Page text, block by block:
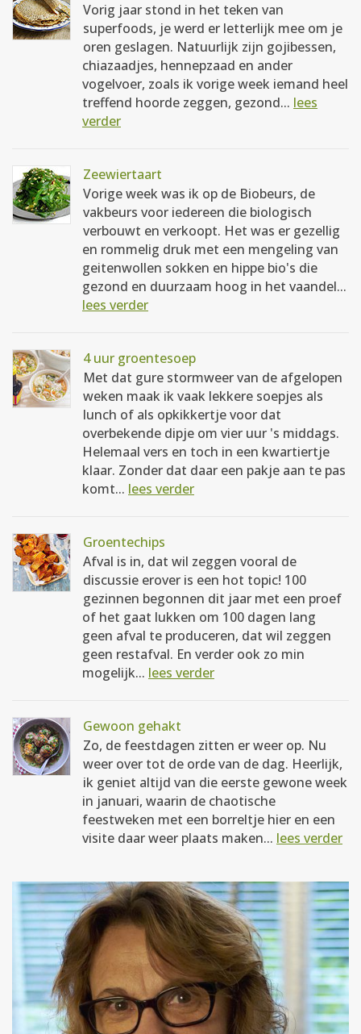
Vorig jaar stond in het teken van
superfoods, je werd er letterlijk mee om je
oren geslagen. Natuurlijk zijn gojibessen,
chiazaadjes, hennepzaad en ander
vogelvoer, zoals ik vorige week iemand heel
treffend hoorde zeggen, gezond... lees
verder
Zeewiertaart
Vorige week was ik op de Biobeurs, de
vakbeurs voor iedereen die biologisch
verbouwt en verkoopt. Het was er gezellig
en rommelig druk met een mengeling van
geitenwollen sokken en hippe bio's die
gezond en duurzaam hoog in het vaandel...
lees verder
4 uur groentesoep
Met dat gure stormweer van de afgelopen
weken maak ik vaak lekkere soepjes als
lunch of als opkikkertje voor dat
overbekende dipje om vier uur 's middags.
Helemaal vers en toch in een kwartiertje
klaar. Zonder dat daar een pakje aan te pas
komt... lees verder
Groentechips
Afval is in, dat wil zeggen vooral de
discussie erover is een hot topic! 100
gezinnen begonnen dit jaar met een proef
of het gaat lukken om 100 dagen lang
geen afval te produceren, dat wil zeggen
geen restafval. En verder ook zo min
mogelijk... lees verder
Gewoon gehakt
Zo, de feestdagen zitten er weer op. Nu
weer over tot de orde van de dag. Heerlijk,
ik geniet altijd van die eerste gewone week
in januari, waarin de chaotische
feestweken met een borreltje hier en een
visite daar weer plaats maken... lees verder